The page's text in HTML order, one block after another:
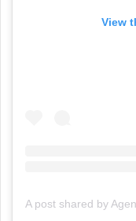
View